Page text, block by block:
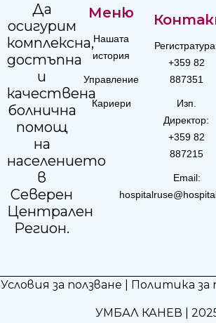
Да
осигурим
комплексна,
достъпна
и
качествена
болнична
помощ
на
населението
в
Северен
Централен
Регион.
Меню
Нашата
история
Управление
Кариери
+359 82
887351
Изп.
Директор:
+359 82
887215
Email:
Условия за ползване Политика
УМБАЛ КАНЕВ |